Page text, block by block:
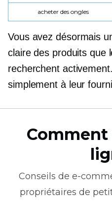
acheter des ongles
Vous avez désormais
claire des produits que
recherchent
simplement à leur
Conseils de e-
propriétaires de